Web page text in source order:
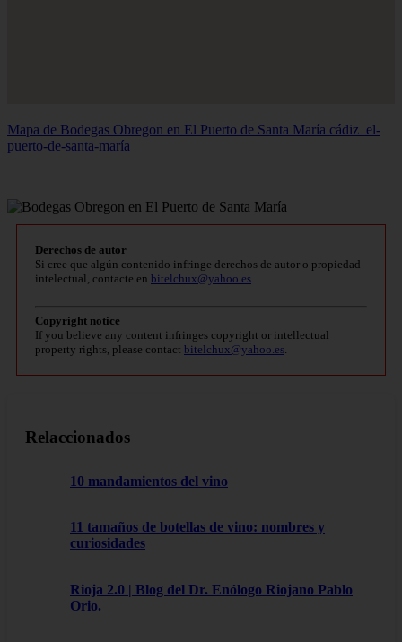
Mapa de Bodegas Obregon en El Puerto de Santa María cádiz_el-
puerto-de-santa-maría
Derechos de autor
Si cree que algún contenido infringe derechos de autor o propiedad
intelectual, contacte en bitelchux@yahoo.es
Copyright notice
If you believe any content infringes copyright or intellectual
property rights, please contact bitelchux@yahoo.es
Relaccionados
10 mandamientos del vino
11 tamaños de botellas de vino: nombres y
curiosidades
Rioja 2.0 | Blog del Dr. Enólogo Riojano Pablo
Orio.